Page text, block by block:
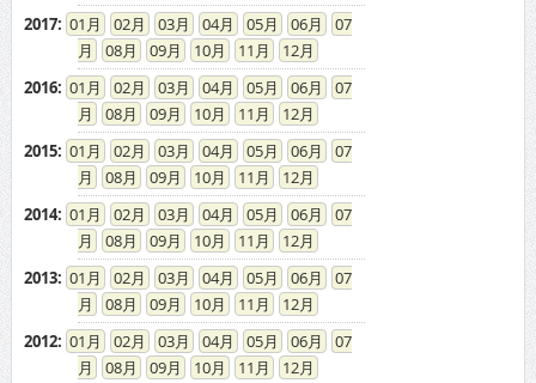
2017: 01 02 03 04 05 06
07
08
09 10 11
12
2016: 01 02 03 04 05 06
07
08
09 10 11
12
2015: 01 02 03 04 05 06
07
08
09 10 11
12
2014: 01 02 03 04 05 06
07
08
09 10 11
12
2013: 01 02 03 04 05 06
07
08
09 10 11
12
2012: 01 02 03 04 05 06
07
08
09 10 11
12